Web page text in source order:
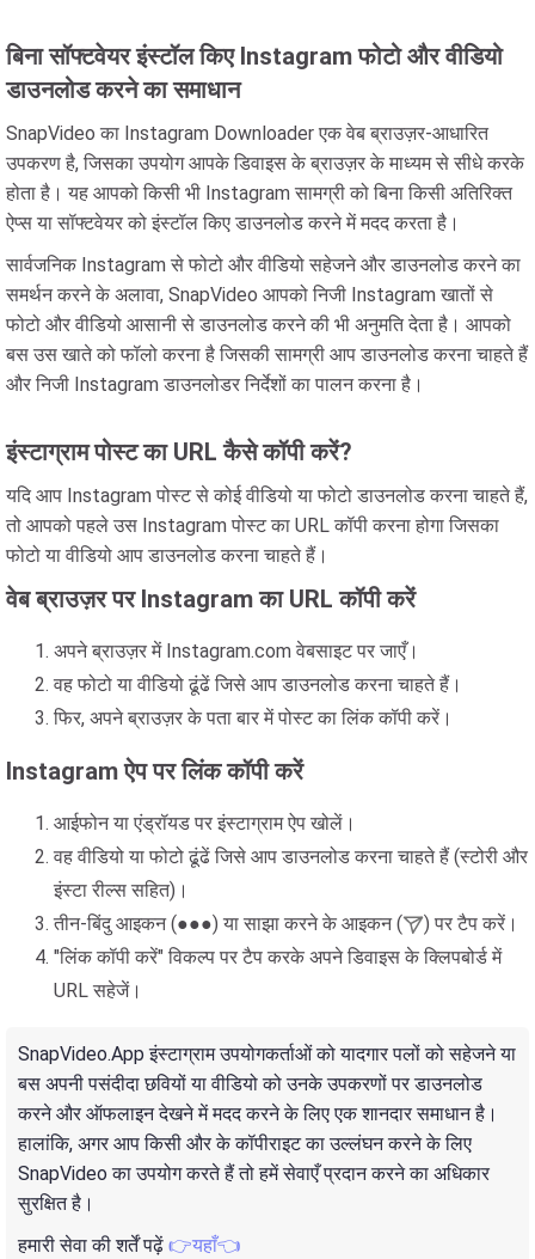
बिना सॉफ्टवेयर इंस्टॉल किए Instagram फोटो और वीडियो
डाउनलोड करने का समाधान
SnapVideo का Instagram Downloader एक वेब ब्राउज़र-आधारित
उपकरण है, जिसका उपयोग आपके डिवाइस के ब्राउज़र के माध्यम से सीधे करके
होता है। यह आपको किसी भी Instagram सामग्री को बिना किसी अतिरिक्त
ऐप्स या सॉफ्टवेयर को इंस्टॉल किए डाउनलोड करने में मदद करता है।
सार्वजनिक Instagram से फोटो और वीडियो सहेजने और डाउनलोड करने का
समर्थन करने के अलावा, SnapVideo आपको निजी Instagram खातों से
फोटो और वीडियो आसानी से डाउनलोड करने की भी अनुमति देता है। आपको
बस उस खाते को फॉलो करना है जिसकी सामग्री आप डाउनलोड करना चाहते हैं
और निजी Instagram डाउनलोडर निर्देशों का पालन करना है।
इंस्टाग्राम पोस्ट का URL कैसे कॉपी करें?
यदि आप Instagram पोस्ट से कोई वीडियो या फोटो डाउनलोड करना चाहते हैं,
तो आपको पहले उस Instagram पोस्ट का URL कॉपी करना होगा जिसका
फोटो या वीडियो आप डाउनलोड करना चाहते हैं।
वेब ब्राउज़र पर Instagram का URL कॉपी करें
अपने ब्राउज़र में Instagram.com वेबसाइट पर जाएँ।
वह फोटो या वीडियो ढूंढें जिसे आप डाउनलोड करना चाहते हैं।
फिर, अपने ब्राउज़र के पता बार में पोस्ट का लिंक कॉपी करें।
Instagram ऐप पर लिंक कॉपी करें
आईफोन या एंड्रॉयड पर इंस्टाग्राम ऐप खोलें।
वह वीडियो या फोटो ढूंढें जिसे आप डाउनलोड करना चाहते हैं (स्टोरी और
इंस्टा रील्स सहित)।
तीन-बिंदु आइकन (●●●) या साझा करने के आइकन (
) पर टैप करें।
"लिंक कॉपी करें" विकल्प पर टैप करके अपने डिवाइस के क्लिपबोर्ड में
URL सहेजें।
SnapVideo.App इंस्टाग्राम उपयोगकर्ताओं को यादगार पलों को सहेजने या
बस अपनी पसंदीदा छवियों या वीडियो को उनके उपकरणों पर डाउनलोड
करने और ऑफलाइन देखने में मदद करने के लिए एक शानदार समाधान है।
हालांकि, अगर आप किसी और के कॉपीराइट का उल्लंघन करने के लिए
SnapVideo का उपयोग करते हैं तो हमें सेवाएँ प्रदान करने का अधिकार
सुरक्षित है।
हमारी सेवा की शर्तें पढ़ें 👉यहाँ👈